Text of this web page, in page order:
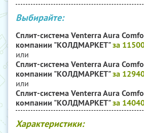
Выбирайте:
Сплит-система Venterra Aura
компании "КОЛДМАРКЕТ"за
или
Сплит-система Venterra Aura
компании "КОЛДМАРКЕТ"за
или
Сплит-система Venterra Aura
компании "КОЛДМАРКЕТ"за
Характеристики: